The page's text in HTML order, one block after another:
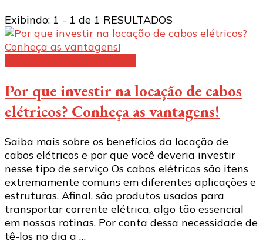
Exibindo: 1 - 1 de 1 RESULTADOS
Por que investir na locação de cabos
elétricos? Conheça as vantagens!
Saiba mais sobre os benefícios da locação de
cabos elétricos e por que você deveria investir
nesse tipo de serviço Os cabos elétricos são itens
extremamente comuns em diferentes aplicações e
estruturas. Afinal, são produtos usados ​​para
transportar corrente elétrica, algo tão essencial
em nossas rotinas. Por conta dessa necessidade de
tê-los no dia a …